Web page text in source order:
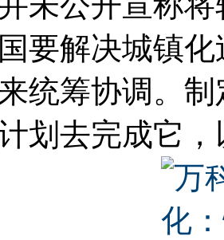
要解决城镇
统筹协调。
划去完成它